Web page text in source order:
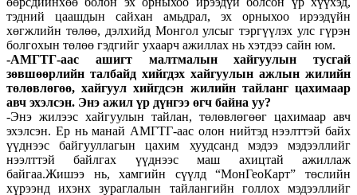
тэдний цаашдын сайхан амьдрал, эх орныхоо ирээдүйн
хөгжлийн төлөө, дэлхийд Монгол улсыг тэргүүлэх улс гүрэн
болгохын төлөө гэдгийг ухаарч ажиллах нь хэтдээ сайн юм.
-АМГТГ-аас ашигт малтмалын хайгуулын тусгай
зөвшөөрлийн талбайд хийгдэх хайгуулын ажлын жилийн
төлөвлөгөө, хайгуул хийгдсэн жилийн тайланг цахимаар
авч эхэлсэн. Энэ ажил үр дүнгээ өгч байна уу?
-Энэ жилээс хайгуулын тайлан, төлөвлөгөөг цахимаар авч
эхэлсэн. Ер нь манай АМГТГ-аас олон нийтэд нээлттэй байх
үүднээс байгууллагын цахим хуудсанд мэдээ мэдээллийг
нээлттэй байлгах үүднээс маш ахицтай ажиллаж
байгаа.Жишээ нь, хамгийн сүүлд “МонГеоКарт” төслийн
хүрээнд ихэнх зураглалын тайлангийн голлох мэдээллийг